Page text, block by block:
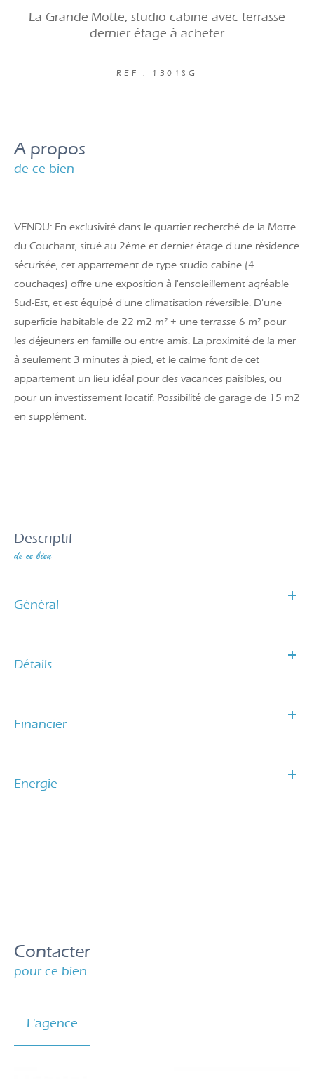
La Grande-Motte, studio cabine avec terrasse
dernier étage à acheter
REF : 1301SG
a propos
de ce bien
VENDU: En exclusivité dans le quartier recherché de la Motte
du Couchant, situé au 2ème et dernier étage d'une résidence
sécurisée, cet appartement de type studio cabine (4
couchages) offre une exposition à l'ensoleillement agréable
Sud-Est, et est équipé d'une climatisation réversible. D'une
superficie habitable de 22 m2 m² + une terrasse 6 m² pour
les déjeuners en famille ou entre amis. La proximité de la mer
à seulement 3 minutes à pied, et le calme font de cet
appartement un lieu idéal pour des vacances paisibles, ou
pour un investissement locatif. Possibilité de garage de 15 m2
en supplément.
descriptif
de ce bien
Général
Détails
Financier
Energie
Contacter
pour ce bien
L'agence